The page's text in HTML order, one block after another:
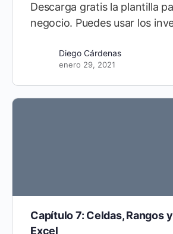
Descarga gratis la plantilla
negocio. Puedes usar los
Diego Cárdenas
enero 29, 2021
Capítulo 7: Celdas, Rangos
Excel